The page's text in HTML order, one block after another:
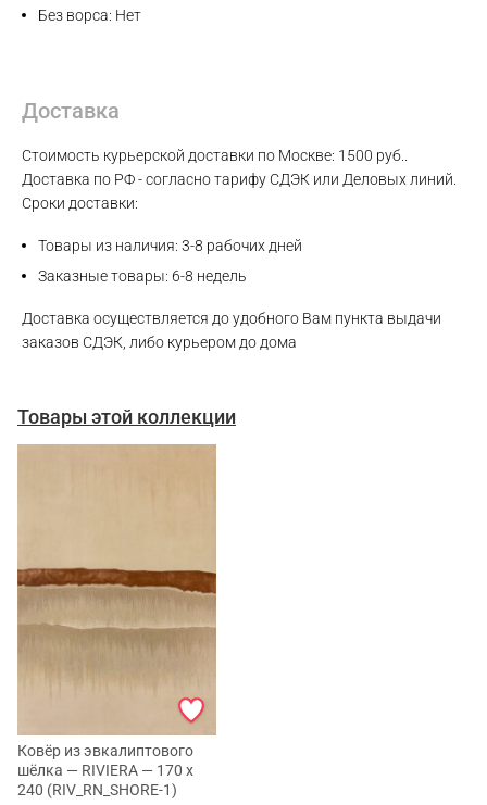
Без ворса: Нет
Доставка
Стоимость курьерской доставки по Москве: 1500 руб..
Доставка по РФ - согласно тарифу СДЭК или Деловых линий.
Сроки доставки:
Товары из наличия: 3-8 рабочих дней
Заказные товары: 6-8 недель
Доставка осуществляется до удобного Вам пункта выдачи
заказов СДЭК, либо курьером до дома
Товары этой коллекции
Ковёр из эвкалиптового
шёлка — RIVIERA — 170 x
240 (RIV_RN_SHORE-1)